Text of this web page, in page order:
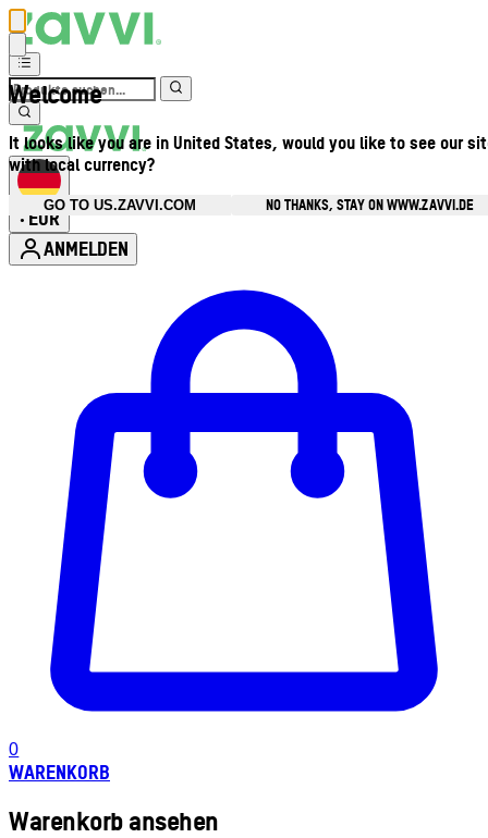
Welcome
It looks like you are in United States, would you like to see our
with local currency?
GO TO US.ZAVVI.COM
NO THANKS, STAY ON WWW.ZAVVI.DE
• EUR
ANMELDEN
0
WARENKORB
Warenkorb ansehen